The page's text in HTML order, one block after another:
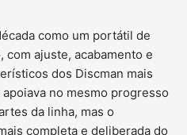
como um portátil de
ajuste, acabamento e
dos Discman mais
no mesmo progresso
da linha, mas o
completa e deliberada do